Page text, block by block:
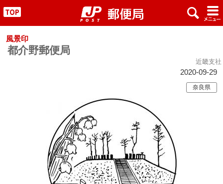
" x #
風景印
都介野郵便局
近畿支社
2020-09-29
奈良県